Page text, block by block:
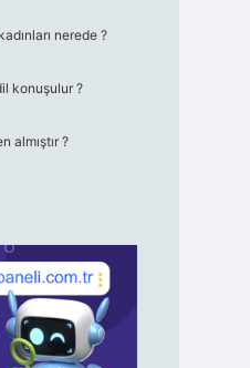
nerede ?
konuşulur ?
almıştır ?